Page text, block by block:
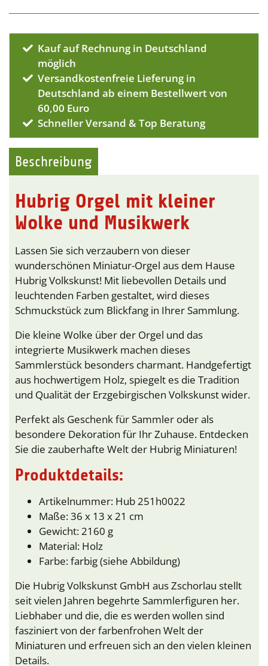
Kauf auf Rechnung in Deutschland
möglich
Versandkostenfreie Lieferung in
Deutschland ab einem Bestellwert von
60,00 Euro
Schneller Versand & Top Beratung
Beschreibung
Hubrig Orgel mit kleiner
Wolke und Musikwerk
Lassen Sie sich verzaubern von dieser
wunderschönen Miniatur-Orgel aus dem Hause
Hubrig Volkskunst! Mit liebevollen Details und
leuchtenden Farben gestaltet, wird dieses
Schmuckstück zum Blickfang in Ihrer Sammlung.
Die kleine Wolke über der Orgel und das
integrierte Musikwerk machen dieses
Sammlerstück besonders charmant. Handgefertigt
aus hochwertigem Holz, spiegelt es die Tradition
und Qualität der Erzgebirgischen Volkskunst wider.
Perfekt als Geschenk für Sammler oder als
besondere Dekoration für Ihr Zuhause. Entdecken
Sie die zauberhafte Welt der Hubrig Miniaturen!
Produktdetails:
Artikelnummer: Hub 251h0022
Maße: 36 x 13 x 21 cm
Gewicht: 2160 g
Material: Holz
Farbe: farbig (siehe Abbildung)
Die Hubrig Volkskunst GmbH aus Zschorlau stellt
seit vielen Jahren begehrte Sammlerfiguren her.
Liebhaber und die, die es werden wollen sind
fasziniert von der farbenfrohen Welt der
Miniaturen und erfreuen sich an den vielen kleinen
Details.